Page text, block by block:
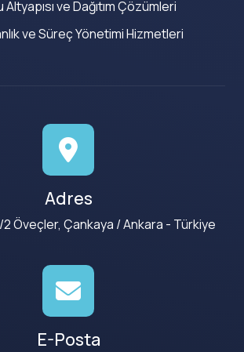
ve Dağıtım Çözümleri
ve Süreç Yönetimi Hizmetleri
Adres
2 Öveçler, Çankaya / Ankara - Türkiye
E-Posta